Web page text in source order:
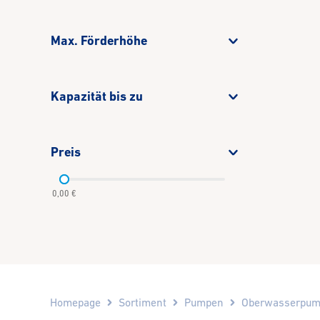
Max. Förderhöhe
Kapazität bis zu
Preis
0,00 €
Homepage Sortiment Pumpen